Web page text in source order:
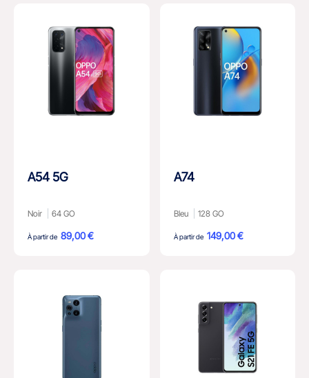
A54 5G
Noir 64 GO
À partir de 89,00 €
A74
Bleu 128 GO
À partir de 149,00 €